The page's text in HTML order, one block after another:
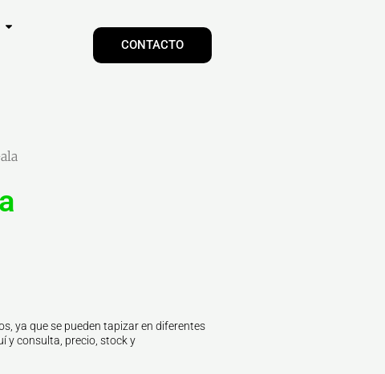
CONTACTO
ya que se pueden tapizar en diferentes
y consulta, precio, stock y